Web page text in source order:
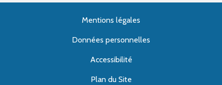
Mentions légales
Données personnelles
Accessibilité
Plan du Site